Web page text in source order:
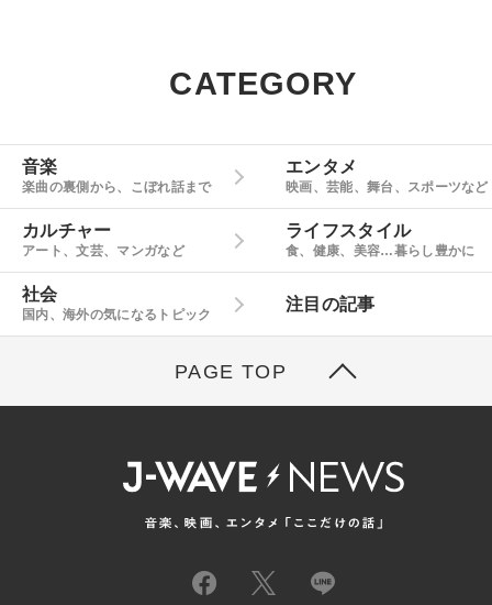
CATEGORY
音楽
楽曲の裏側から、こぼれ話まで
エンタメ
映画、芸能、舞台、スポーツなど
カルチャー
アート、文芸、マンガなど
ライフスタイル
食、健康、美容…暮らし豊かに
社会
国内、海外の気になるトピック
注目の記事
PAGE TOP